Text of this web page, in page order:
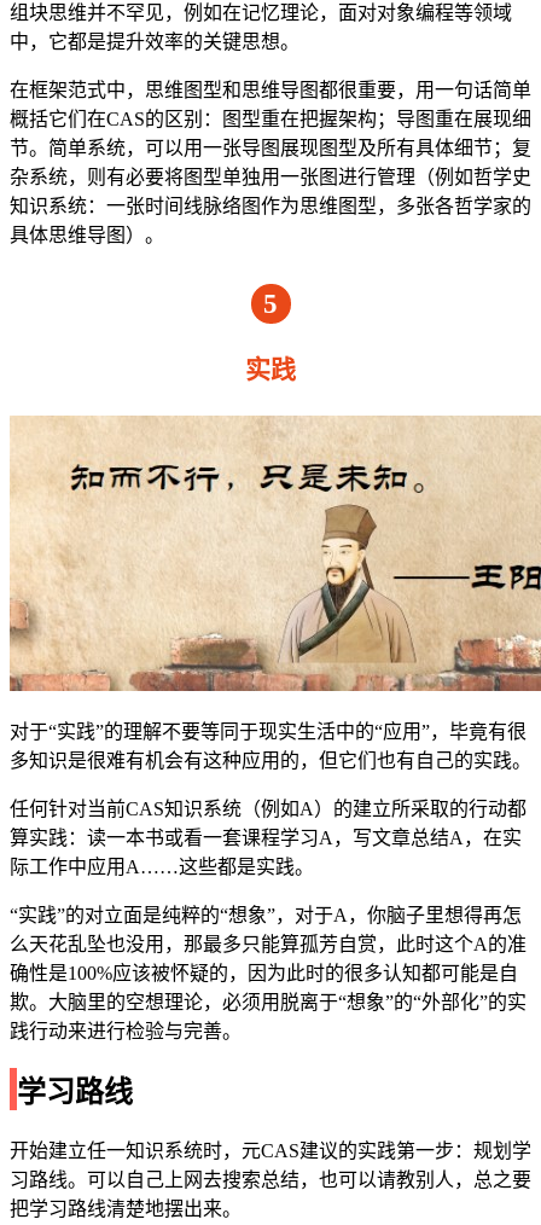
组块思维并不罕见，例如在记忆理论，面对对象编程等领域
中，它都是提升效率的关键思想。
在框架范式中，思维图型和思维导图都很重要，用一句话简单
概括它们在CAS的区别：图型重在把握架构；导图重在展现细
节。简单系统，可以用一张导图展现图型及所有具体细节；复
杂系统，则有必要将图型单独用一张图进行管理（例如哲学史
知识系统：一张时间线脉络图作为思维图型，多张各哲学家的
具体思维导图）。
5
实践
对于“实践”的理解不要等同于现实生活中的“应用”，毕竟有很
多知识是很难有机会有这种应用的，但它们也有自己的实践。
任何针对当前CAS知识系统（例如A）的建立所采取的行动都
算实践：读一本书或看一套课程学习A，写文章总结A，在实
际工作中应用A……这些都是实践。
“实践”的对立面是纯粹的“想象”，对于A，你脑子里想得再怎
么天花乱坠也没用，那最多只能算孤芳自赏，此时这个A的准
确性是100%应该被怀疑的，因为此时的很多认知都可能是自
欺。大脑里的空想理论，必须用脱离于“想象”的“外部化”的实
践行动来进行检验与完善。
学习路线
开始建立任一知识系统时，元CAS建议的实践第一步：规划学
习路线。可以自己上网去搜索总结，也可以请教别人，总之要
把学习路线清楚地摆出来。